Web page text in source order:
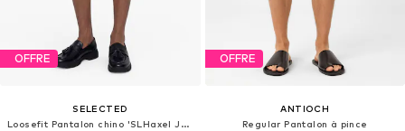
OFFRE
SELECTED
Loosefit Pantalon chino 'SLHaxel Jari'
OFFRE
ANTIOCH
Regular Pantalon à pince